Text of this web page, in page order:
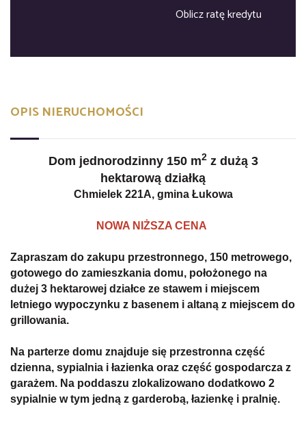
Oblicz ratę kredytu
OPIS NIERUCHOMOŚCI
Dom jednorodzinny 150 m2z dużą 3
hektarową działką
Chmielek 221A, gmina Łukowa
NOWA NIŻSZA CENA
Zapraszam do zakupu przestronnego, 150 metrowego,
gotowego do zamieszkania domu, położonego na
dużej 3 hektarowej działce ze stawem i miejscem
letniego wypoczynku z basenem i altaną z miejscem do
grillowania.
Na parterze domu znajduje się przestronna część
dzienna, sypialnia i łazienka oraz część gospodarcza z
garażem. Na poddaszu zlokalizowano dodatkowo 2
sypialnie w tym jedną z garderobą, łazienkę i pralnię.